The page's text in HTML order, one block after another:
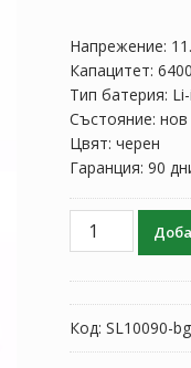
143.19
Напрежение:
Капацитет:
Тип батерия:
Състояние: нов
Цвят: черен
Гаранция: 90
количество
лаптоп
DELL
Код: SL10090-